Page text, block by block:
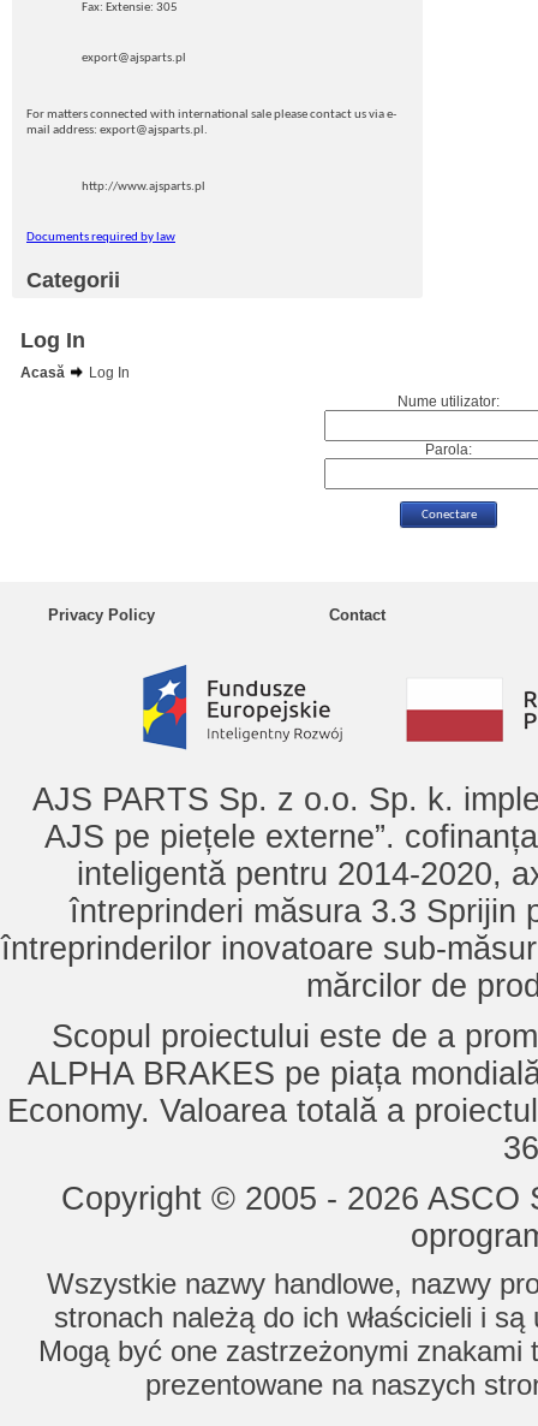
Fax: Extensie: 305
export@ajsparts.pl
For matters connected with international sale please contact us via e-
mail address: export@ajsparts.pl.
http://www.ajsparts.pl
Documents required by law
Categorii
Log In
Acasă
Log In
Nume utilizator:
Parola:
Privacy Policy Contact
AJS PARTS Sp. z o.o. Sp. k.
AJS pe piețele externe”.
inteligentă pentru 2014-2020,
întreprinderi măsura 3.3 Sprijin
întreprinderilor inovatoare sub-
mărcilor de
Scopul proiectului este de a
ALPHA BRAKES pe piața
Economy. Valoarea totală a
Copyright © 2005 - 2026
Wszystkie nazwy handlowe, nazwy
stronach należą do ich właścicieli i
Mogą być one zastrzeżonymi znakami
prezentowane na naszych